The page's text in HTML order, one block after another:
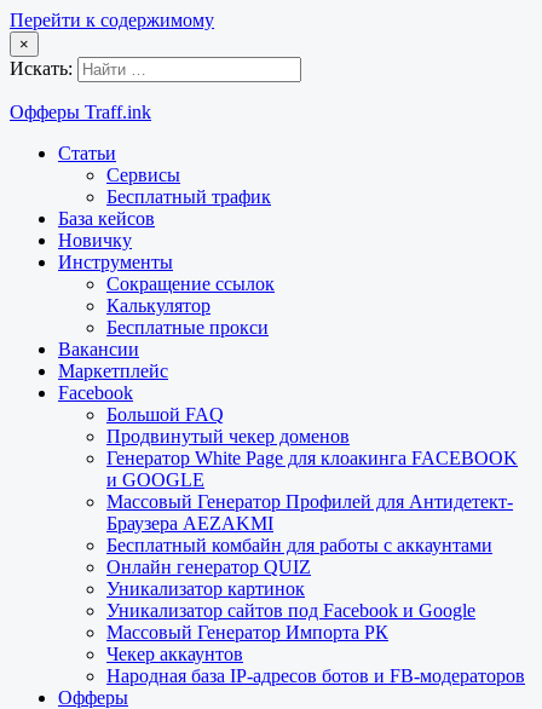
Перейти к содержимому
×
Искать:
Офферы Traff.ink
Статьи
Сервисы
Бесплатный трафик
База кейсов
Новичку
Инструменты
Сокращение ссылок
Калькулятор
Бесплатные прокси
Вакансии
Маркетплейс
Facebook
Большой FAQ
Продвинутый чекер доменов
Генератор White Page для клоакинга FACEBOOK
и GOOGLE
Массовый Генератор Профилей для Антидетект-
Браузера AEZAKMI
Бесплатный комбайн для работы с аккаунтами
Онлайн генератор QUIZ
Уникализатор картинок
Уникализатор сайтов под Facebook и Google
Массовый Генератор Импорта РК
Чекер аккаунтов
Народная база IP-адресов ботов и FB-модераторов
Офферы